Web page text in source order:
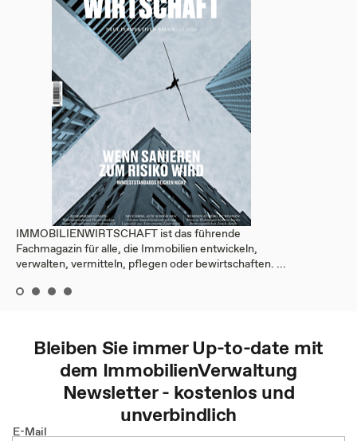
IMMOBILIENWIRTSCHAFT ist das führende
Fachmagazin für alle, die Immobilien entwickeln,
verwalten, vermitteln, pflegen oder bewirtschaften. ...
Bleiben Sie immer Up-to-date mit
dem ImmobilienVerwaltung
Newsletter - kostenlos und
unverbindlich
E-Mail